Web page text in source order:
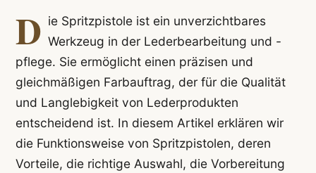
D ie Spritzpistole ist ein unverzichtbares
Werkzeug in der Lederbearbeitung und -
pflege. Sie ermöglicht einen präzisen und
gleichmäßigen Farbauftrag, der für die Qualität
und Langlebigkeit von Lederprodukten
entscheidend ist. In diesem Artikel erklären wir
die Funktionsweise von Spritzpistolen, deren
Vorteile, die richtige Auswahl, die Vorbereitung